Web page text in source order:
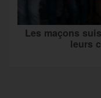
Les maçons
leurs